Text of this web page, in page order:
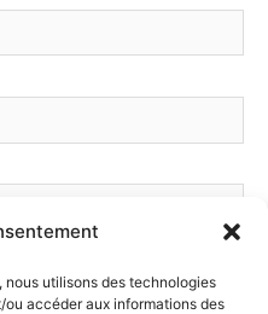
nous utilisons des technologies
accéder aux informations des
mail et mon site dans le